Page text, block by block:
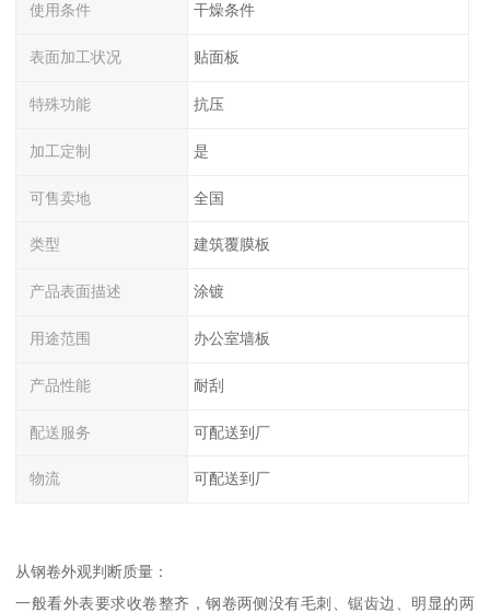
使用条件 干燥条件
表面加工状况 贴面板
特殊功能 抗压
加工定制 是
可售卖地 全国
类型 建筑覆膜板
产品表面描述 涂镀
用途范围 办公室墙板
产品性能 耐刮
配送服务 可配送到厂
物流 可配送到厂
从钢卷外观判断质量：
一般看外表要求收卷整齐，钢卷两侧没有毛刺、锯齿边、明显的两